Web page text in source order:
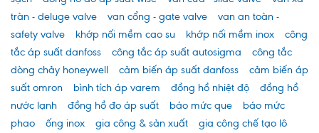
tràn - deluge valve
van cổng - gate valve
van an toàn -
safety valve
khớp nối mềm cao su khớp nối mềm inox
công
tắc áp suất danfoss
công tắc áp suất autosigma
công tắc
dòng chảy honeywell
cảm biến áp suất danfoss
cảm biến áp
suất omron
bình tích áp varem đồng hồ nhiệt độ
đồng hồ
nước lạnh
đồng hồ đo áp suất báo mức que
báo mức
phao
ống inox gia công & sản xuất
gia công chế tạo lô